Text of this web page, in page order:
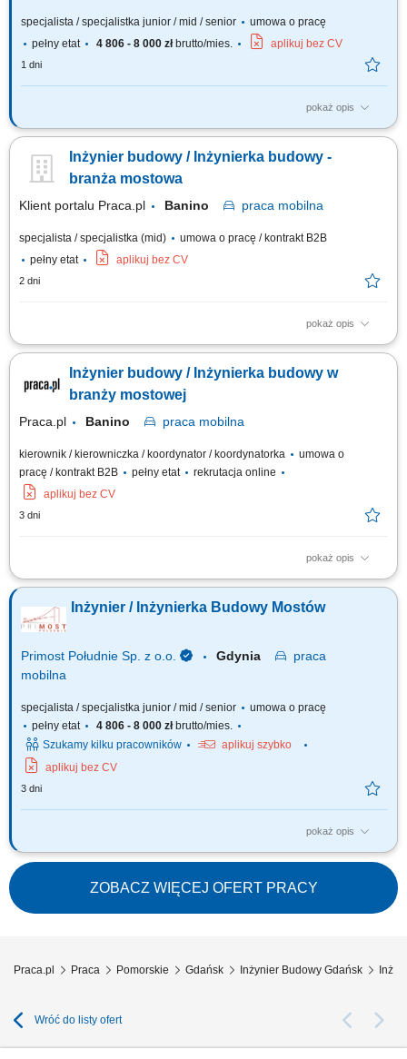
specjalista / specjalistka junior / mid / senior
umowa o pracę
pełny etat
4 806 - 8 000 złbrutto/mies. aplikuj bez CV
1 dni
pokaż opis
Analiza dokumentacji projektowej. Współpraca z Kierownikiem Budowy.
dostawców. Opracowywanie i archiwizacja dokumentacji, kontrola
kosztów.
Inżynier budowy / Inżynierka budowy -
branża mostowa
Klient portalu Praca.pl Banino praca mobilna
specjalista / specjalistka (mid)
umowa o pracę / kontrakt B2B
pełny etat
aplikuj bez CV
2 dni
pokaż opis
współpraca z kierownikiem budowy lub kierownikiem robót przy realizacji
kontraktowych; prowadzenie korespondencji związanej z projektami;
opracowywanie i zgłaszanie wniosków materiałowych; archiwizacja
Inżynier budowy / Inżynierka budowy w
branży mostowej
Praca.pl Banino praca mobilna
kierownik / kierowniczka / koordynator / koordynatorka
umowa o
pracę / kontrakt B2B
pełny etat
rekrutacja online
aplikuj bez CV
3 dni
pokaż opis
Opis stanowiska Ścisłe wsparcie kadry zarządzającej na obiekcie w
Kompletowanie, weryfikacja oraz bieżące archiwizowanie dokumentacji
technicznej, materiałowej i odbiorowej; Sporządzanie wniosków
Inżynier / Inżynierka Budowy Mostów
Primost Południe Sp. z o.o. Gdynia
praca
mobilna
specjalista / specjalistka junior / mid / senior
umowa o pracę
pełny etat
4 806 - 8 000 złbrutto/mies.
Szukamy kilku pracowników
aplikuj szybko
aplikuj bez CV
3 dni
pokaż opis
OPIS STANOWISKA analiza dokumentacji projektowej, technologicznej
itp. ścisła współpraca z Kierownikiem Budowy, Robót itp. udział w
nadzorze nad prawidłowym wykonywaniem robót; pozyskiwanie
podwykonawców, usługodawców i dostawców materiałów; sporządzanie
i archiwizacja dokumentacji...
ZOBACZ WIĘCEJ OFERT PRACY
Praca.pl Praca Pomorskie Gdańsk Inżynier Budowy Gdańsk
Wróć do listy ofert